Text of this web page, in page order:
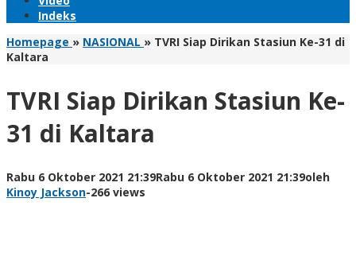
Indeks
Homepage » NASIONAL » TVRI Siap Dirikan Stasiun Ke-31 di
Kaltara
TVRI Siap Dirikan Stasiun Ke-
31 di Kaltara
Rabu 6 Oktober 2021 21:39Rabu 6 Oktober 2021 21:39oleh
Kinoy Jackson-266 views